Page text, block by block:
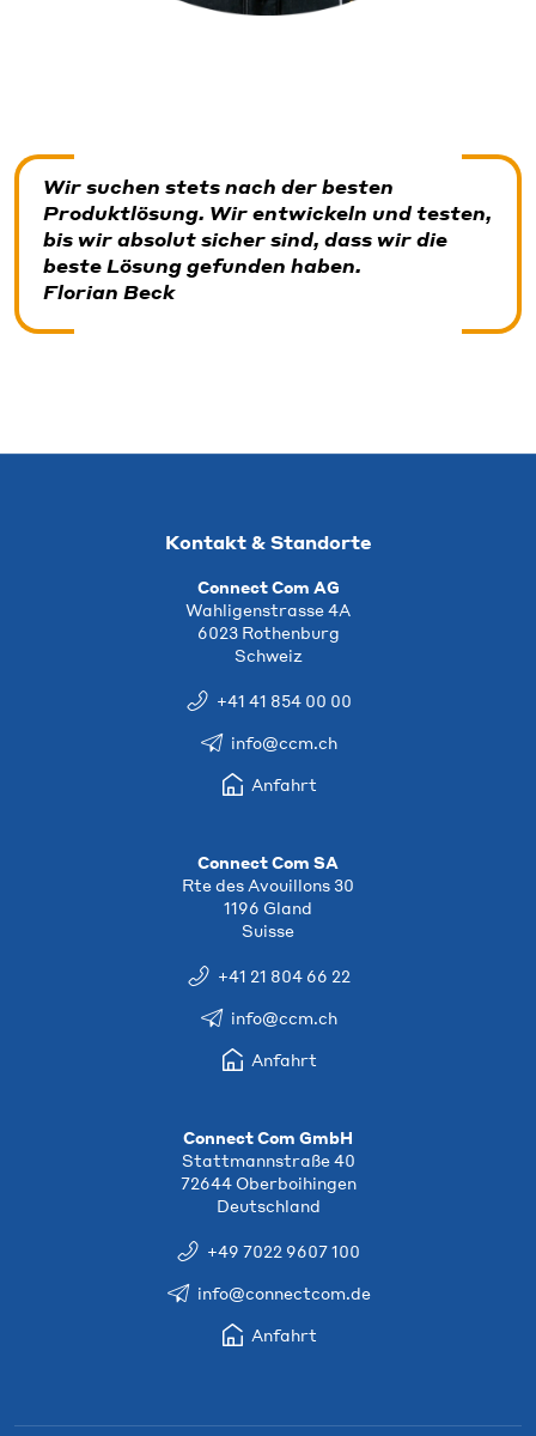
Wir suchen stets nach der besten
Produktlösung. Wir entwickeln und testen,
bis wir absolut sicher sind, dass wir die
beste Lösung gefunden haben.
Florian Beck
Kontakt & Standorte
Connect Com AG
Wahligenstrasse 4A
6023 Rothenburg
Schweiz
+41 41 854 00 00
info@ccm.ch
Anfahrt
Connect Com SA
Rte des Avouillons 30
1196 Gland
Suisse
+41 21 804 66 22
info@ccm.ch
Anfahrt
Connect Com GmbH
Stattmannstraße 40
72644 Oberboihingen
Deutschland
+49 7022 9607 100
info@connectcom.de
Anfahrt